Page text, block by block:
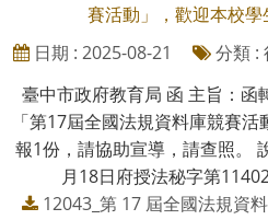
賽活動」，歡迎本校學
日期 : 2025-08-21
分類 :
臺中市政府教育局 函 主旨：函
「第17屆全國法規資料庫競賽
報1份，請協助宣導，請查照。
月18日府授法秘字第
12043_第 17 屆全國法規資